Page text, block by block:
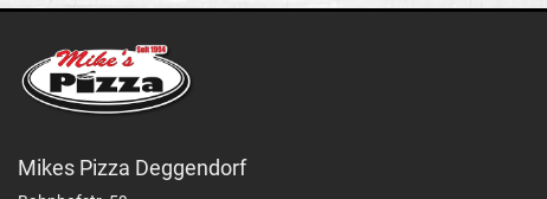
Mikes Pizza Deggendorf